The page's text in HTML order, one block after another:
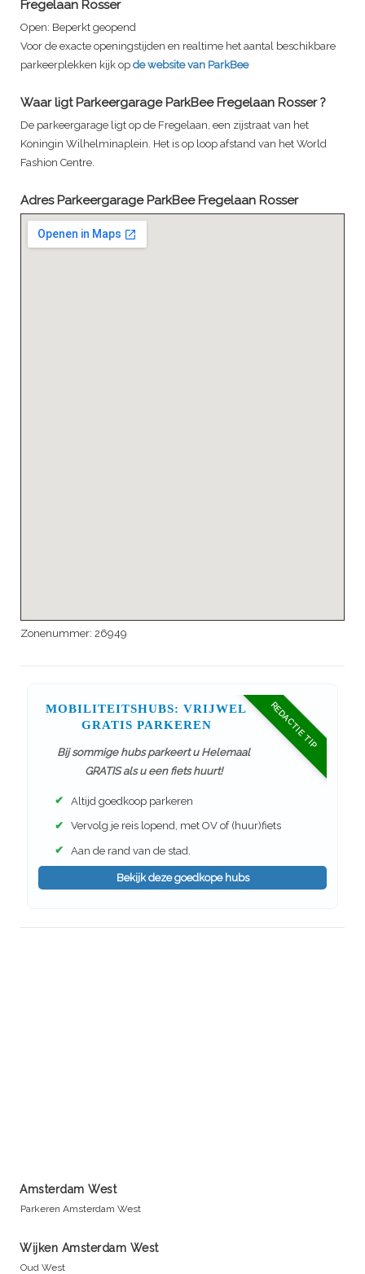
Fregelaan Rosser
Open: Beperkt geopend
Voor de exacte openingstijden en realtime het aantal beschikbare
parkeerplekken kijk op de website van ParkBee
Waar ligt Parkeergarage ParkBee Fregelaan Rosser?
De parkeergarage ligt op de Fregelaan, een zijstraat van het
Koningin Wilhelminaplein. Het is op loop afstand van het World
Fashion Centre.
Adres Parkeergarage ParkBee Fregelaan Rosser
Zonenummer: 26949
REDACTIE TIP
MOBILITEITSHUBS: VRIJWEL
GRATIS PARKEREN
Bij sommige hubs parkeert u Helemaal
GRATIS als u een fiets huurt!
✔ Altijd goedkoop parkeren
✔ Vervolg je reis lopend, met OV of (huur)fiets
✔ Aan de rand van de stad.
Bekijk deze goedkope hubs
Amsterdam West
Parkeren Amsterdam West
Wijken Amsterdam West
Oud West